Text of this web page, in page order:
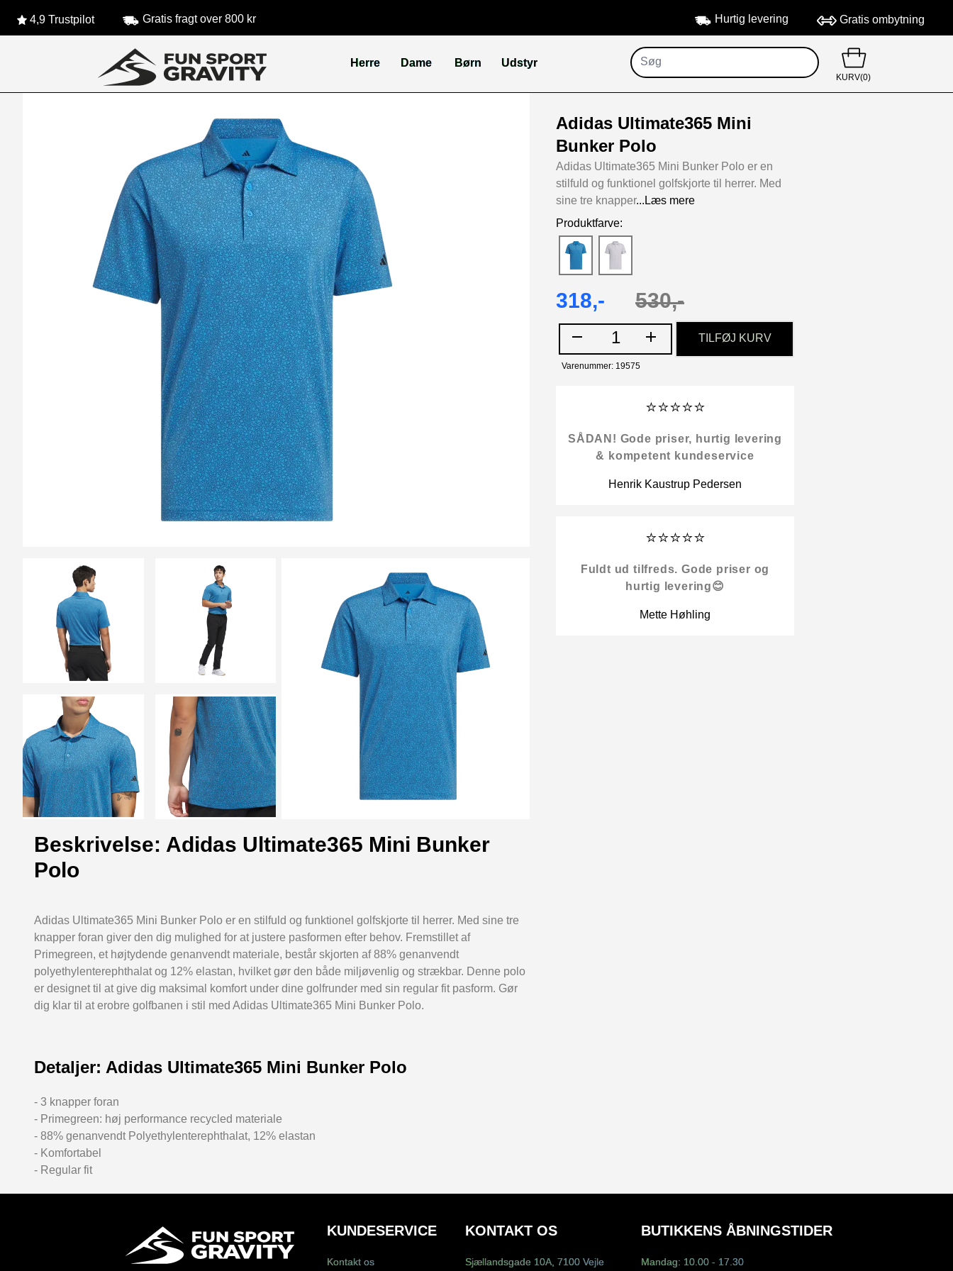
4,9 Trustpilot Gratis fragt over 800 kr Hurtig levering Gratis ombytning
Herre Dame Børn Udstyr
KURV(0)
Adidas Ultimate365 Mini
Bunker Polo
Adidas Ultimate365 Mini Bunker Polo er en
stilfuld og funktionel golfskjorte til herrer. Med
sine tre knapper...Læs mere
Produktfarve:
318,- 530,-
1 TILFØJ KURV
Varenummer: 19575
⭐⭐⭐⭐⭐
SÅDAN! Gode priser, hurtig levering
& kompetent kundeservice
Henrik Kaustrup Pedersen
⭐⭐⭐⭐⭐
Fuldt ud tilfreds. Gode priser og
hurtig levering😊
Mette Høhling
Beskrivelse: Adidas Ultimate365 Mini Bunker
Polo
Adidas Ultimate365 Mini Bunker Polo er en stilfuld og funktionel golfskjorte til herrer. Med sine tre
knapper foran giver den dig mulighed for at justere pasformen efter behov. Fremstillet af
Primegreen, et højtydende genanvendt materiale, består skjorten af 88% genanvendt
polyethylenterephthalat og 12% elastan, hvilket gør den både miljøvenlig og strækbar. Denne polo
er designet til at give dig maksimal komfort under dine golfrunder med sin regular fit pasform. Gør
dig klar til at erobre golfbanen i stil med Adidas Ultimate365 Mini Bunker Polo.
Detaljer: Adidas Ultimate365 Mini Bunker Polo
- 3 knapper foran
- Primegreen: høj performance recycled materiale
- 88% genanvendt Polyethylenterephthalat, 12% elastan
- Komfortabel
- Regular fit
KUNDESERVICE
Kontakt os
KONTAKT OS
Sjællandsgade 10A, 7100 Vejle
BUTIKKENS ÅBNINGSTIDER
Mandag: 10.00 - 17.30